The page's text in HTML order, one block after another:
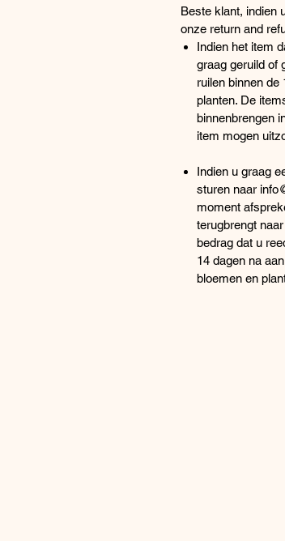
Beste klant, indien
onze return and
Indien het item
graag geruild of
ruilen binnen
planten. De
binnenbrengen
item mogen
Indien u graag
sturen naar
moment
terugbrengt
bedrag dat u
14 dagen na
bloemen en